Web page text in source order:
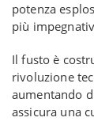
potenza
più
Il fusto è
rivoluzione
aumentando
assicura una